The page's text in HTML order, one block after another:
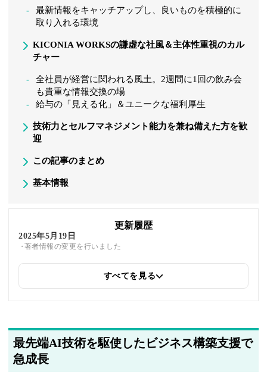
最新情報をキャッチアップし、良いものを積極的に
取り入れる環境
KICONIA WORKSの謙虚な社風＆主体性重視のカル
チャー
全社員が経営に関われる風土。2週間に1回の飲み会
も貴重な情報交換の場
給与の「見える化」＆ユニークな福利厚生
技術力とセルフマネジメント能力を兼ね備えた方を歓
迎
この記事のまとめ
基本情報
更新履歴
2025年5月19日
著者情報の変更を行いました
関連企業の紹介を追加しました
すべてを見る
最先端AI技術を駆使したビジネス構築支援で
急成長